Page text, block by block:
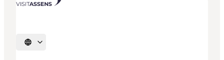
Vælg sprog